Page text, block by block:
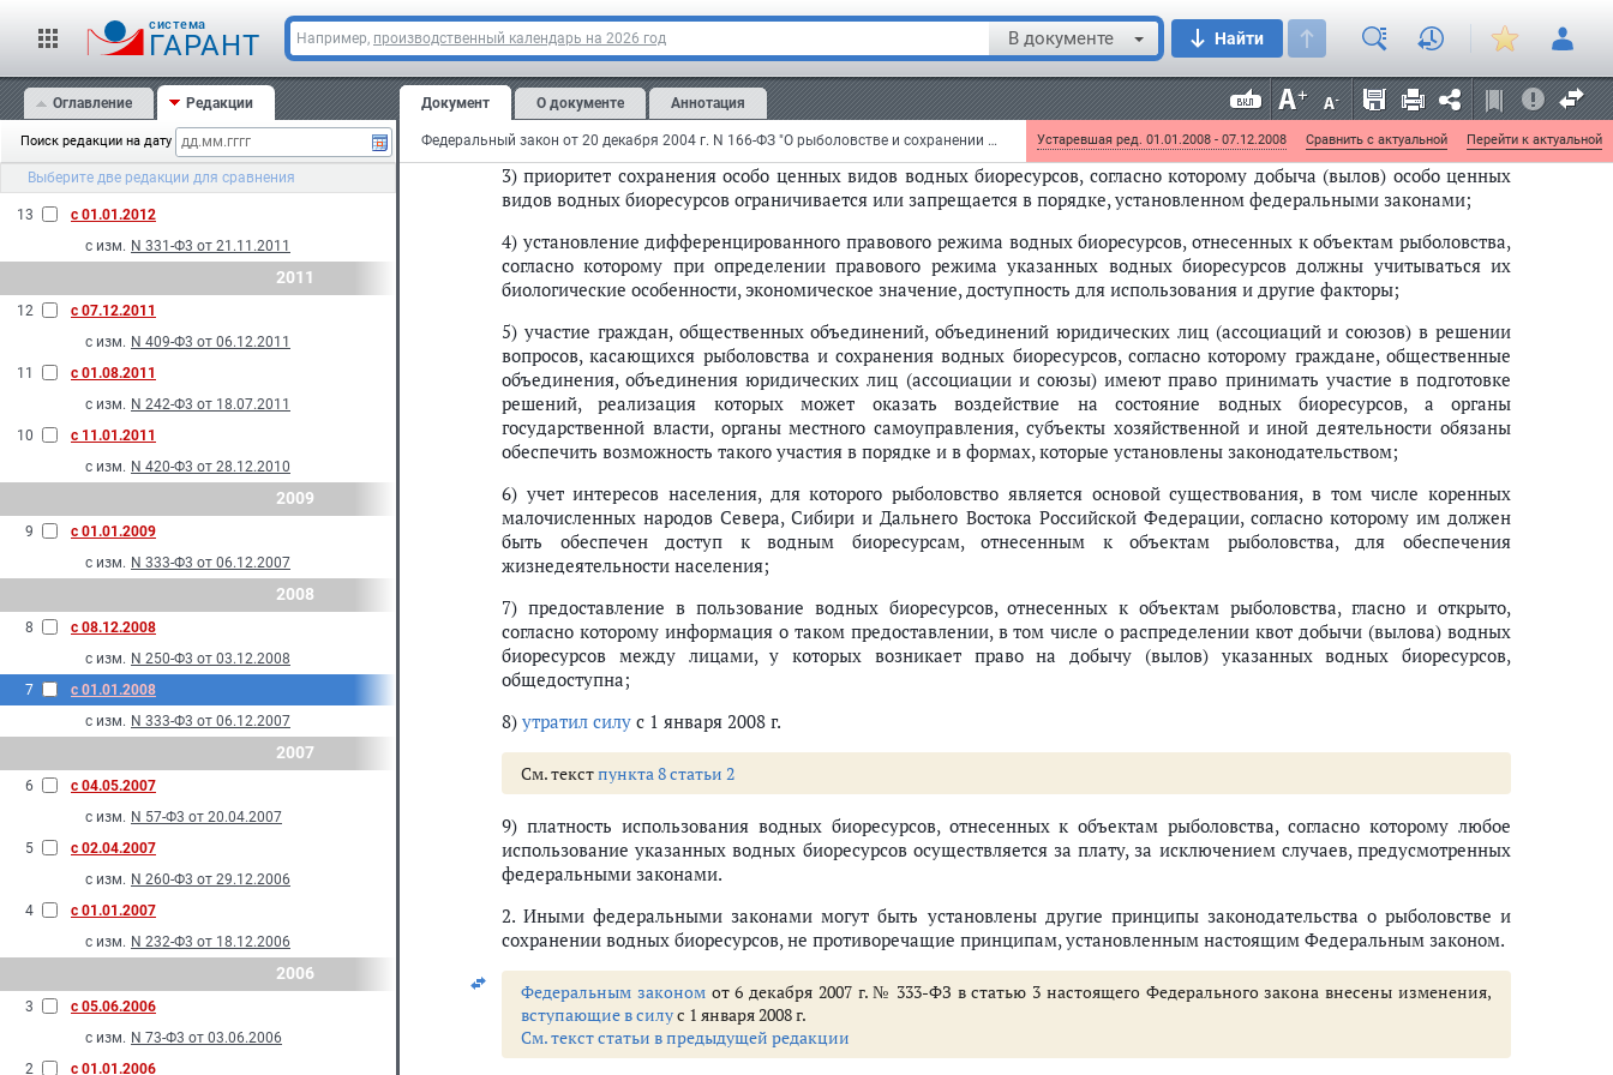
cистема
ГАРАНТ Например, производственный календарь на 2026 год В документе Найти
Оглавление Редакции
Поиск редакции на дату
Выберите две редакции для сравнения
с изм.
N 148-Ф3 от 02.07.2013
с 01.01.2013
с изм. N 327-Ф3 от 21.11.2011
2012
с 06.01.2012
с изм. N 401-Ф3 от 06.12.2011
13
с 01.01.2012
с изм. N 331-Ф3 от 21.11.2011
2011
12
с 07.12.2011
с изм. N 409-Ф3 от 06.12.2011
11
с 01.08.2011
с изм. N 242-Ф3 от 18.07.2011
10
с 11.01.2011
с изм. N 420-Ф3 от 28.12.2010
2009
9
с 01.01.2009
с изм. N 333-Ф3 от 06.12.2007
2008
8
с 08.12.2008
с изм. N 250-Ф3 от 03.12.2008
7
с 01.01.2008
с изм. N 333-Ф3 от 06.12.2007
2007
6
с 04.05.2007
с изм. N 57-Ф3 от 20.04.2007
5
с 02.04.2007
с изм. N 260-Ф3 от 29.12.2006
4
с 01.01.2007
с изм. N 232-Ф3 от 18.12.2006
2006
3
с 05.06.2006
с изм. N 73-Ф3 от 03.06.2006
2
с 01.01.2006
Документ О документе Аннотация
Федеральный закон от 20 декабря 2004 г. N 166-ФЗ "О рыболовстве и сохранении водных биологических ресурсов" Устаревшая ред. 01.01.2008 - 07.12.2008 Сравнить с актуальной Перейти к актуальной
одновременно как об объекте права собственности и иных прав наводные биоресурсы;
2) приоритет сохранения водных биоресурсов и их рационального использования перед использованием водных
биоресурсов в качестве объекта права собственности и иных прав, согласно которому владение, пользование и
распоряжение водными биоресурсами осуществляются собственниками свободно, если это не наносит ущерб
окружающей среде и состоянию водных биоресурсов;
3) приоритет сохранения особо ценных видов водных биоресурсов, согласно которому добыча (вылов) особо ценных
видов водных биоресурсов ограничивается или запрещается в порядке, установленном федеральными законами;
4) установление дифференцированного правового режима водных биоресурсов, отнесенных к объектам рыболовства,
согласно которому при определении правового режима указанных водных биоресурсов должны учитываться их
биологические особенности, экономическое значение, доступность для использования и другие факторы;
5) участие граждан, общественных объединений, объединений юридических лиц (ассоциаций и союзов) в решении
вопросов, касающихся рыболовства и сохранения водных биоресурсов, согласно которому граждане, общественные
объединения, объединения юридических лиц (ассоциации и союзы) имеют право принимать участие в подготовке
решений, реализация которых может оказать воздействие на состояние водных биоресурсов, а органы
государственной власти, органы местного самоуправления, субъекты хозяйственной и иной деятельности обязаны
обеспечить возможность такого участия в порядке и в формах, которые установлены законодательством;
6) учет интересов населения, для которого рыболовство является основой существования, в том числе коренных
малочисленных народов Севера, Сибири и Дальнего Востока Российской Федерации, согласно которому им должен
быть обеспечен доступ к водным биоресурсам, отнесенным к объектам рыболовства, для обеспечения
жизнедеятельности населения;
7) предоставление в пользование водных биоресурсов, отнесенных к объектам рыболовства, гласно и открыто,
согласно которому информация о таком предоставлении, в том числе о распределении квот добычи (вылова) водных
биоресурсов между лицами, у которых возникает право на добычу (вылов) указанных водных биоресурсов,
общедоступна;
8) утратил силу с 1 января 2008 г.
См. текстпункта 8 статьи 2
9) платность использования водных биоресурсов, отнесенных к объектам рыболовства, согласно которому любое
использование указанных водных биоресурсов осуществляется за плату, за исключением случаев, предусмотренных
федеральными законами.
2. Иными федеральными законами могут быть установлены другие принципы законодательства о рыболовстве и
сохранении водных биоресурсов, не противоречащие принципам, установленным настоящим Федеральным законом.
Федеральным закономот 6 декабря 2007 г. № 333-ФЗ в статью 3 настоящего Федерального закона внесены изменения,
вступающие в силус 1 января 2008 г.
См. текст статьи в предыдущей редакции